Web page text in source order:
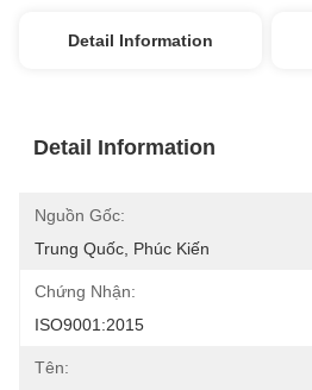
Detail Information
Detail Information
Nguồn Gốc:
Trung Quốc, Phúc Kiến
Chứng Nhận:
ISO9001:2015
Tên: